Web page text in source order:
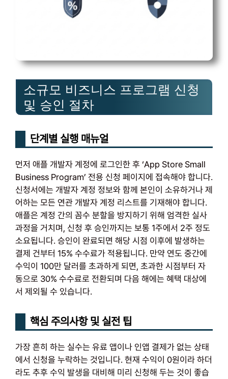
소규모 비즈니스 프로그램 신청
및 승인 절차
단계별 실행 매뉴얼
먼저 애플 개발자 계정에 로그인한 후 ‘App Store Small
Business Program’ 전용 신청 페이지에 접속해야 합니다.
신청서에는 개발자 계정 정보와 함께 본인이 소유하거나 제
어하는 모든 연관 개발자 계정 리스트를 기재해야 합니다.
애플은 계정 간의 꼼수 분할을 방지하기 위해 엄격한 실사
과정을 거치며, 신청 후 승인까지는 보통 1주에서 2주 정도
소요됩니다. 승인이 완료되면 해당 시점 이후에 발생하는
결제 건부터 15% 수수료가 적용됩니다. 만약 연도 중간에
수익이 100만 달러를 초과하게 되면, 초과한 시점부터 자
동으로 30% 수수료로 전환되며 다음 해에는 혜택 대상에
서 제외될 수 있습니다.
핵심 주의사항 및 실전 팁
가장 흔히 하는 실수는 유료 앱이나 인앱 결제가 없는 상태
에서 신청을 누락하는 것입니다. 현재 수익이 0원이라 하더
라도 추후 수익 발생을 대비해 미리 신청해 두는 것이 좋습